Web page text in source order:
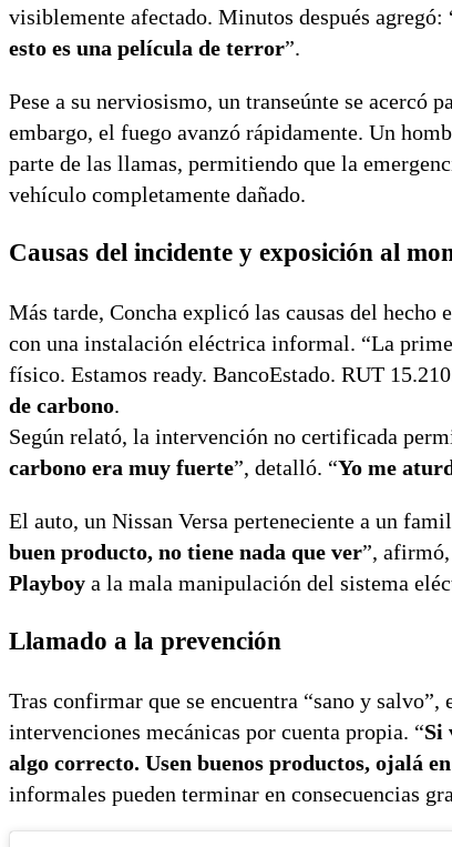
visiblemente afectado. Minutos después agregó:
esto es una película de terror”.
Pese a su nerviosismo, un transeúnte se acercó
embargo, el fuego avanzó rápidamente. Un
parte de las llamas, permitiendo que la
vehículo completamente dañado.
Causas del incidente y exposición al
Más tarde, Concha explicó las causas del
con una instalación eléctrica informal. “La
físico. Estamos ready. BancoEstado. RUT
de carbono.
Según relató, la intervención no certificada
carbono era muy fuerte”, detalló. “Yo me
El auto, un Nissan Versa perteneciente a un
buen producto, no tiene nada que ver”,
Playboy a la mala manipulación del sistema
Llamado a la prevención
Tras confirmar que se encuentra “sano y
intervenciones mecánicas por cuenta propia. “Si
algo correcto. Usen buenos productos, ojalá
informales pueden terminar en consecuencias